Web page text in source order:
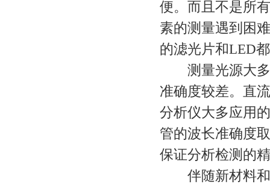
便。而且不是所
素的测量遇到困
的滤光片和LED
测量光源大多
准确度较差。直
分析仪大多应用
管的波长准确度
保证分析检测的
伴随新材料和